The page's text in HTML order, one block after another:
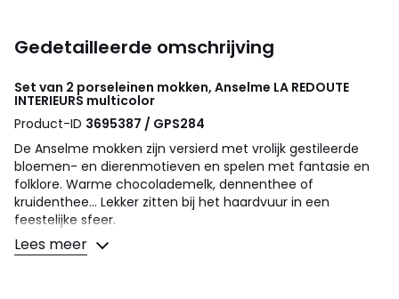
Gedetailleerde omschrijving
Set van 2 porseleinen mokken, Anselme LA REDOUTE
INTERIEURS multicolor
Product-ID 3695387 / GPS284
De Anselme mokken zijn versierd met vrolijk gestileerde
bloemen- en dierenmotieven en spelen met fantasie en
folklore. Warme chocolademelk, dennenthee of
kruidenthee... Lekker zitten bij het haardvuur in een
feestelijke sfeer.
Een creatie van onze ontwerpers La Redoute Intérieurs.
Lees meer